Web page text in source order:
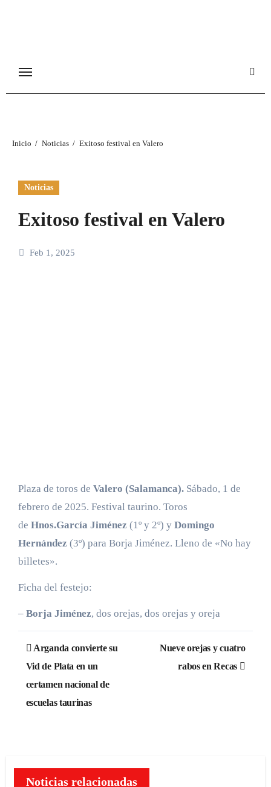
Inicio Noticias Exitoso festival en Valero
Noticias
Exitoso festival en Valero
Feb 1, 2025
Plaza de toros de Valero (Salamanca).Sábado, 1 de
febrero de 2025. Festival taurino. Toros
de Hnos.García Jiménez (1º y 2º) y Domingo
Hernández (3º) para Borja Jiménez. Lleno de «No hay
billetes».
Ficha del festejo:
– Borja Jiménez, dos orejas, dos orejas y oreja
Navegación
de
entradas
Arganda convierte su
Vid de Plata en un
certamen nacional de
escuelas taurinas
Nueve orejas y cuatro
rabos en Recas
Noticias relacionadas